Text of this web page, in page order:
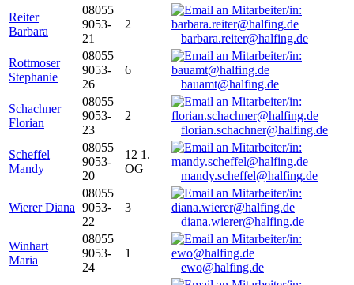
Reiter
Barbara
08055
9053-
21
2
barbara.reiter@halfing.de
Rottmoser
Stephanie
08055
9053-
26
6
bauamt@halfing.de
Schachner
Florian
08055
9053-
23
2
florian.schachner@halfing.de
Scheffel
Mandy
08055
9053-
20
12 1.
OG
mandy.scheffel@halfing.de
Wierer Diana
08055
9053-
22
3
diana.wierer@halfing.de
Winhart
Maria
08055
9053-
24
1
ewo@halfing.de